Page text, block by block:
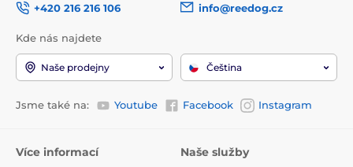
+420 216 216 106
info@reedog.cz
Kde nás najdete
Naše prodejny Čeština
Jsme také na: Youtube Facebook Instagram
Více informací Naše služby